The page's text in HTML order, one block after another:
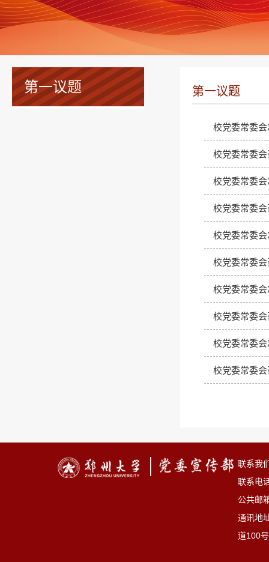
第一议题 第一议题
校党委常委
校党委常委
校党委常委
校党委常委
校党委常委
校党委常委
校党委常委
校党委常委
校党委常委
校党委常委
联系我
联系电
公共邮
通讯地
道100号